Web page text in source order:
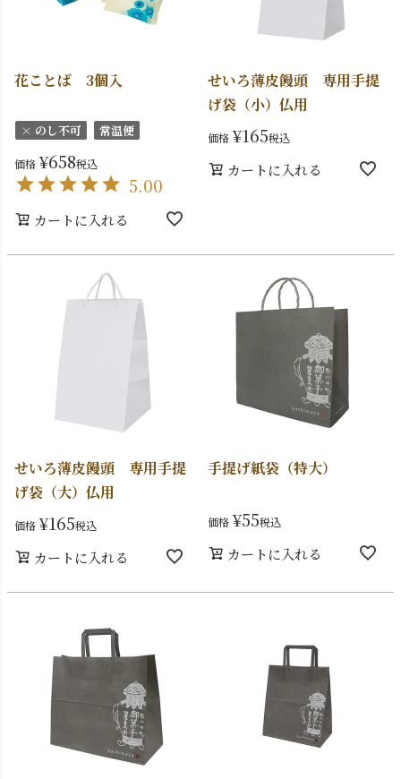
花ことば 3個入
× のし不可 常温便
価格 ¥658税込
5.00
カートに入れる
せいろ薄皮饅頭 専用手提
げ袋（小）仏用
価格 ¥165税込
カートに入れる
せいろ薄皮饅頭 専用手提
げ袋（大）仏用
価格 ¥165税込
カートに入れる
手提げ紙袋（特大）
価格 ¥55税込
カートに入れる